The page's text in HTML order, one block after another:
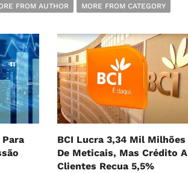
FROM AUTHOR MORE FROM CATEGORY
BCI Lucra 3,34 Mil Milhões
De Meticais, Mas Crédito A
Clientes Recua 5,5%